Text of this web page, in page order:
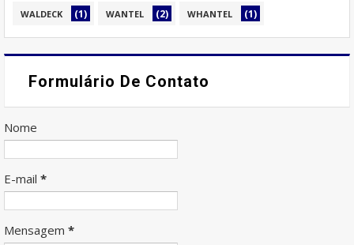
WALDECK (1) WANTEL (2) WHANTEL (1)
Formulário De Contato
Nome
E-mail *
Mensagem *